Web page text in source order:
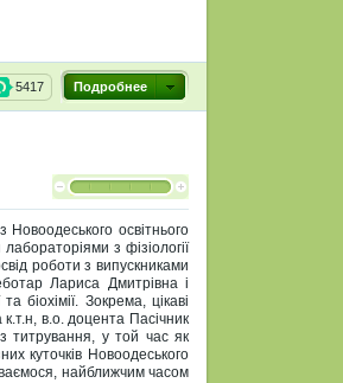
Подробнее
5417
освітнього
з фізіології
роботи з випускниками
Лариса Дмитрівна і
біохімії. Зокрема, цікаві
в.о. доцента Пасічник
з титрування, у той час як
куточків Новоодеського
найближчим часом